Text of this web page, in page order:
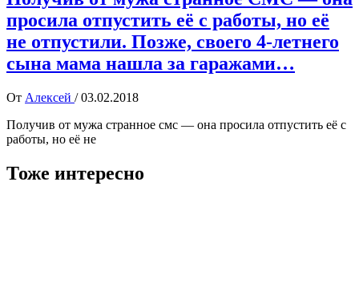
просила отпустить её с работы, но её
не отпустили. Позже, своего 4-летнего
сына мама нашла за гаражами…
От Алексей / 03.02.2018
Получив от мужа странное смс — она просила отпустить её с
работы, но её не
Тоже интересно